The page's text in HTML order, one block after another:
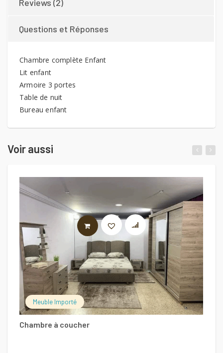
Reviews (2)
Questions et Réponses
Chambre complète Enfant
Lit enfant
Armoire 3 portes
Table de nuit
Bureau enfant
Voir aussi
Meuble Importé
Chambre à coucher
LIRE LA SUITE